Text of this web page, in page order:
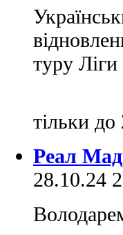
туру
тільки
Реал
28.10.24